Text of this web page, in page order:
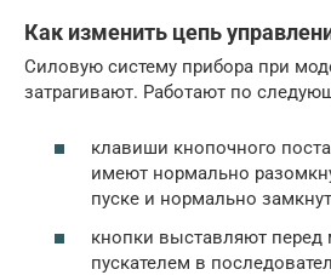
Как изменить цепь
Силовую систему прибора при
затрагивают. Работают по
клавиши кнопочного
имеют нормально
пуске и нормально
кнопки выставляют перед
пускателем в